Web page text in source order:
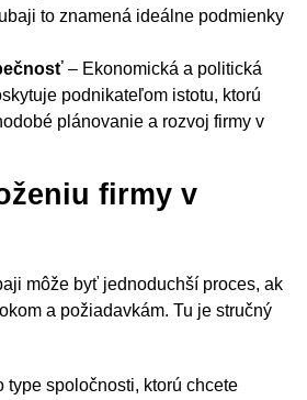
to znamená ideálne podmienky
– Ekonomická a politická
podnikateľom istotu, ktorú
plánovanie a rozvoj firmy v
firmy v
môže byť jednoduchší proces, ak
a požiadavkám. Tu je stručný
type spoločnosti, ktorú chcete